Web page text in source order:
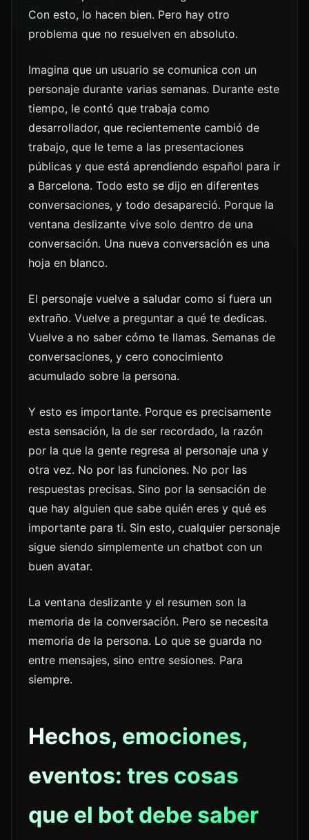
Con esto, lo hacen bien. Pero hay otro
problema que no resuelven en absoluto.
Imagina que un usuario se comunica con un
personaje durante varias semanas. Durante este
tiempo, le contó que trabaja como
desarrollador, que recientemente cambió de
trabajo, que le teme a las presentaciones
públicas y que está aprendiendo español para ir
a Barcelona. Todo esto se dijo en diferentes
conversaciones, y todo desapareció. Porque la
ventana deslizante vive solo dentro de una
conversación. Una nueva conversación es una
hoja en blanco.
El personaje vuelve a saludar como si fuera un
extraño. Vuelve a preguntar a qué te dedicas.
Vuelve a no saber cómo te llamas. Semanas de
conversaciones, y cero conocimiento
acumulado sobre la persona.
Y esto es importante. Porque es precisamente
esta sensación, la de ser recordado, la razón
por la que la gente regresa al personaje una y
otra vez. No por las funciones. No por las
respuestas precisas. Sino por la sensación de
que hay alguien que sabe quién eres y qué es
importante para ti. Sin esto, cualquier personaje
sigue siendo simplemente un chatbot con un
buen avatar.
La ventana deslizante y el resumen son la
memoria de la conversación. Pero se necesita
memoria de la persona. Lo que se guarda no
entre mensajes, sino entre sesiones. Para
siempre.
Hechos, emociones,
eventos: tres cosas
que el bot debe saber